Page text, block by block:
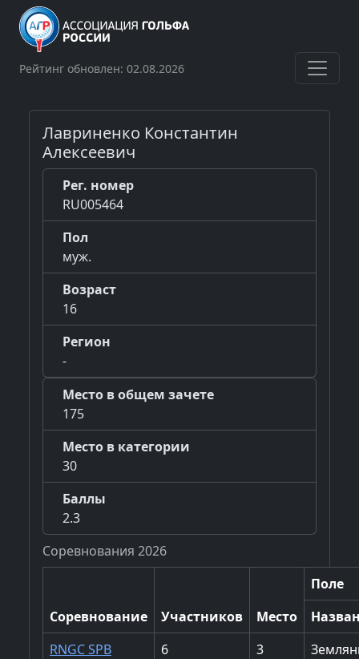
Рейтинг обновлен: 02.08.2026
Лавриненко Константин
Алексеевич
Рег. номер
RU005464
Пол
муж.
Возраст
16
Регион
-
Место в общем зачете
175
Место в категории
30
Баллы
2.3
Соревнования 2026
Соревнование Участников Место
Поле
RNGC SPB
6 3